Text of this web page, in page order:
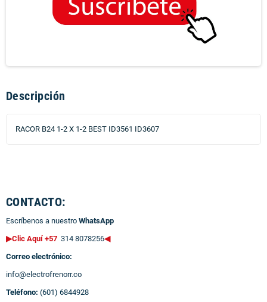
Descripción
RACOR B24 1-2 X 1-2 BEST ID3561 ID3607
CONTACTO:
Escríbenos a nuestro WhatsApp
▶Clic Aquí +57 314 8078256◀
Correo electrónico:
info@electrofrenorr.co
Teléfono: (601) 6844928